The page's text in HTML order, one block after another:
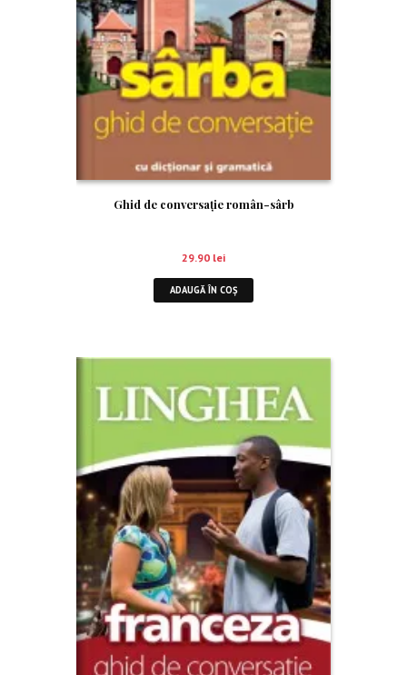
Ghid de conversaţie român-sârb
29.90 lei
ADAUGĂ ÎN COȘ